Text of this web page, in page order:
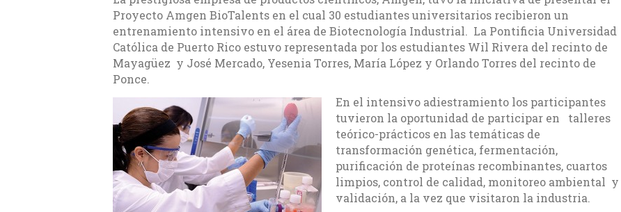
Proyecto Amgen BioTalents en el cual 30 estudiantes universitarios recibieron un
entrenamiento intensivo en el área de Biotecnología Industrial. La Pontificia Universidad
Católica de Puerto Rico estuvo representada por los estudiantes Wil Rivera del recinto de
Mayagüez y José Mercado, Yesenia Torres, María López y Orlando Torres del recinto de
Ponce.
En el intensivo adiestramiento los participantes
tuvieron la oportunidad de participar en talleres
teórico-prácticos en las temáticas de
transformación genética, fermentación,
purificación de proteínas recombinantes, cuartos
limpios, control de calidad, monitoreo ambiental y
validación, a la vez que visitaron la industria.